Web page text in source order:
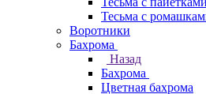
Тесьма с
Воротники
Бахрома
Назад
Бахрома
Цветная бахрома